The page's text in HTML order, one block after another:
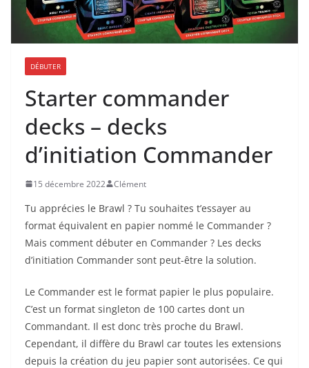
DÉBUTER
Starter commander
decks – decks
d’initiation Commander
15 décembre 2022 Clément
Tu apprécies le Brawl ? Tu souhaites t’essayer au
format équivalent en papier nommé le Commander ?
Mais comment débuter en Commander ? Les decks
d’initiation Commander sont peut-être la solution.
Le Commander est le format papier le plus populaire.
C’est un format singleton de 100 cartes dont un
Commandant. Il est donc très proche du Brawl.
Cependant, il diffère du Brawl car toutes les extensions
depuis la création du jeu papier sont autorisées. Ce qui